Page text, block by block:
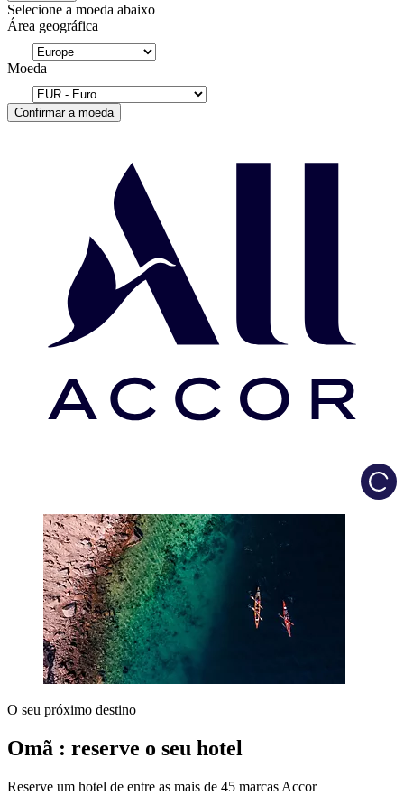
Selecione a moeda abaixo
Área geográfica
Moeda
Confirmar a moeda
O seu próximo destino
Omã : reserve o seu hotel
Reserve um hotel de entre as mais de 45 marcas Accor